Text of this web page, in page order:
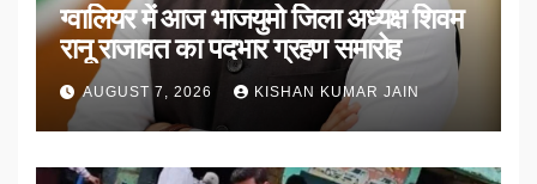
ग्वालियर में आज भाजयुमो जिला अध्यक्ष शिवम
रानू राजावत का पदभार ग्रहण समारोह
AUGUST 7, 2026 KISHAN KUMAR JAIN